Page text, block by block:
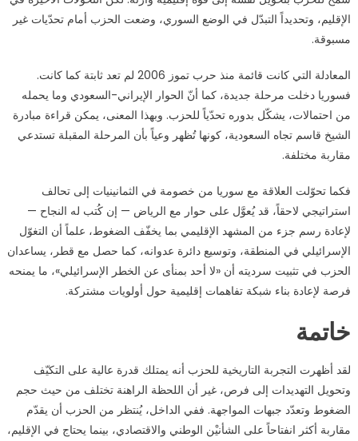
الإقليم، وتحديداً التبدّل في الوضع السوري، وضعت الحزب أمام تحدّيات غير
مسبوقة.
المعادلة التي كانت قائمة منذ حرب تموز 2006 لم تعد ثابتة كما كانت.
فسوريا دخلت مرحلة جديدة، كما أنّ الحوار الإيراني-السعودي وما يحمله
من احتمالات، يشكّل بدوره تحدّياً للحزب. وبهذا المعنى، يمكن قراءة مبادرة
الشيخ قاسم تجاه السعودية، كونها تُظهر وعياً بأن المرحلة المقبلة تستدعي
مقاربة مختلفة.
فكما تحوّلت العلاقة مع سوريا من خصومة في الثمانينيات إلى تحالف
استراتيجي لاحقاً، قد يُعوَّل على حوار مع الرياض — إن كُتب له النجاح —
لإعادة رسم جزء من المشهد الإقليمي بما يخفّف الضغوط، علماً أن التغوّل
الإسرائيلي في المنطقة، وتوسيع دائرة عدوانه، كما حصل مع قطر، يساعدان
الحزب في تثبيت سرديته أن «لا أحد بمنأى عن الخطر الإسرائيلي»، ما يمنحه
فرصة لإعادة بناء شبكة تفاهمات إقليمية حول أولويات مشتركة.
خاتمة
لقد أظهرت التجربة التاريخية للحزب أنه يمتلك قدرة عالية على التكيّف
وتحويل التهديدات إلى فرص، غير أن اللحظة الراهنة تختلف من حيث حجم
الضغوط وتعدّد جبهات المواجهة. ففي الداخل، يُنتظر من الحزب أن يقدّم
مقاربة أكثر انفتاحاً على الشأنيْن الوطني والاقتصادي، بينما يحتاج في الإقليم،